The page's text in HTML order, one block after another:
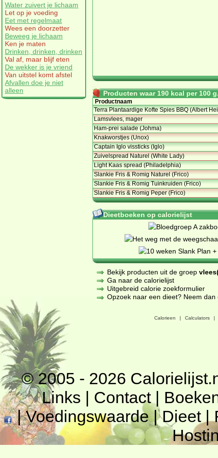
Water zuivert je lichaam
Let op je voeding
Eet met regelmaat
Wees een doorzetter
Beweeg je lichaam
Ken je maten
Drinken, drinken, drinken
Val af, maar blijf eten
De wekker is je vriend
Van uitstel komt afstel
Afvallen doe je niet
alleen
Producten waar 190 kcal per 100
Productnaam
Terra Plantaardige Kofte Spies BBQ (Albert Hei
Lamsvlees, mager
Ham-prei salade (Johma)
Knakworstjes (Unox)
Captain Iglo vissticks (Iglo)
Zuivelspread Naturel (White Lady)
Light Kaas spread (Philadelphia)
Slankie Fris & Romig Naturel (Frico)
Slankie Fris & Romig Tuinkruiden (Frico)
Slankie Fris & Romig Peper (Frico)
Dieetboeken op calorielijst
Bekijk producten uit de groep
Ga naar de calorielijst
Uitgebreid calorie zoekformulier
Opzoek naar een dieet? Neem
Calorieen | Calculators |
© 2005 - 2026
Links | Contact|
|Voedingswaarde|Dieet|